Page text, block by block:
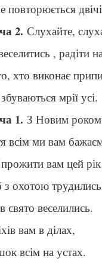
повторюється
2. Слухайте,
, радіти
хто виконає
мрії усі.
1. З Новим роком
всім ми вам
вам цей рік
охотою
свято веселились.
вам в ділах,
всім на устах.